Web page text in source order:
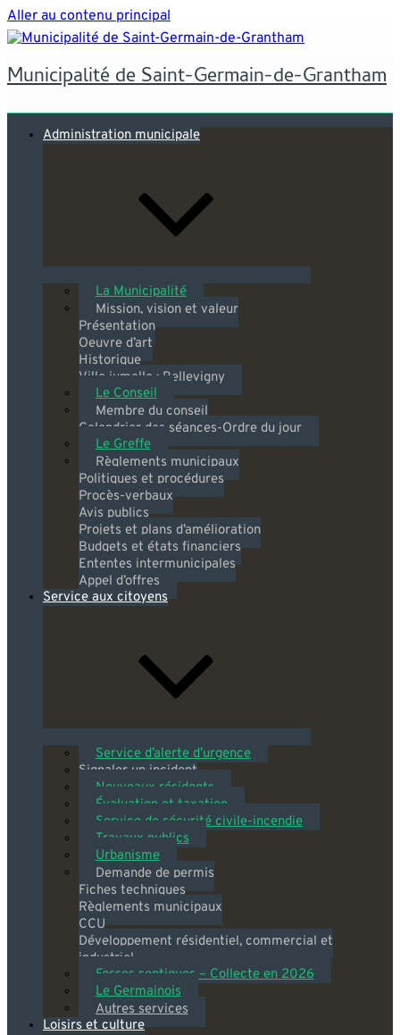
Aller au contenu principal
Municipalité de Saint-Germain-de-Grantham
Administration municipale
La Municipalité
Mission, vision et valeur
Présentation
Oeuvre d’art
Historique
Ville jumelle : Bellevigny
Le Conseil
Membre du conseil
Calendrier des séances-Ordre du jour
Le Greffe
Règlements municipaux
Politiques et procédures
Procès-verbaux
Avis publics
Projets et plans d’amélioration
Budgets et états financiers
Ententes intermunicipales
Appel d’offres
Service aux citoyens
Service d’alerte d’urgence
Signaler un incident
Nouveaux résidents
Évaluation et taxation
Service de sécurité civile-incendie
Travaux publics
Urbanisme
Demande de permis
Fiches techniques
Règlements municipaux
CCU
Développement résidentiel, commercial et
industriel
Fosses septiques – Collecte en 2026
Le Germainois
Autres services
Loisirs et culture